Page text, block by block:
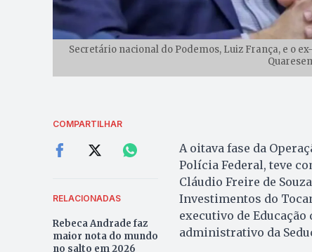
Secretário nacional do Podemos, Luiz França, e o
COMPARTILHAR
RELACIONADAS
Rebeca Andrade faz
maior nota do mundo
no salto em 2026
A oitava fase da
Polícia Federal, teve
Cláudio Freire de
Investimentos do
executivo de
administrativo da